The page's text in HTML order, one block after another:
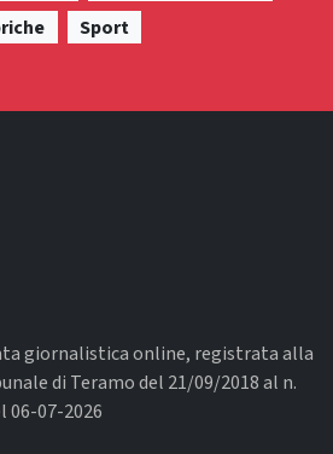
Sport
giornalistica online, registrata alla
di Teramo del 21/09/2018 al n.
06-07-2026